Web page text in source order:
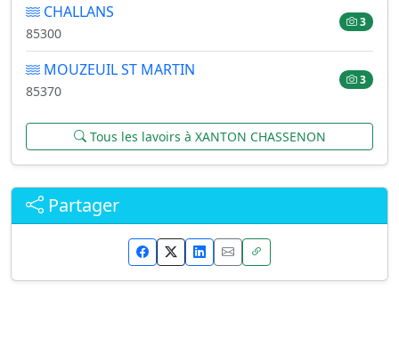
CHALLANS
85300
3
MOUZEUIL ST MARTIN
85370
3
Tous les lavoirs à XANTON CHASSENON
Partager